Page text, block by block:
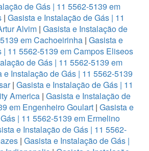
de Gás | 11 5562-5139 em
| Gasista e Instalação de Gás | 11
Alvim | Gasista e Instalação de
em Cachoeirinha| Gasista e
| 11 5562-5139 em Campos Eliseos
de Gás | 11 5562-5139 em
e Instalação de Gás | 11 5562-5139
| Gasista e Instalação de Gás | 11
America | Gasista e Instalação de
em Engenheiro Goulart | Gasista e
| 11 5562-5139 em Ermelino
e Instalação de Gás | 11 5562-
| Gasista e Instalação de Gás |